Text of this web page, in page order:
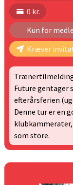
0 kr.
Kun for
Kræver
Future gentager
efterårsferien
Denne tur er en
som store.